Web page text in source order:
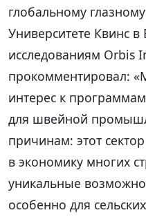
глобальному
Университете Квинс
исследованиям Orbis
прокомментировал:
интерес к
для швейной
причинам: этот
в экономику многих
уникальные
особенно для